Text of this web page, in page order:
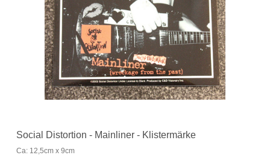
Social Distortion - Mainliner - Klistermärke
Ca: 12,5cm x 9cm